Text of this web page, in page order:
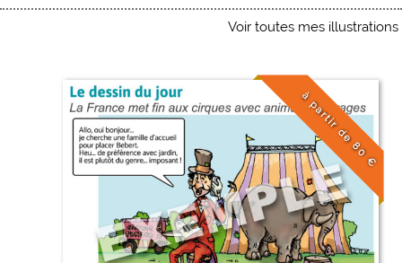
Voir toutes mes illustrations
à partir de 80 €